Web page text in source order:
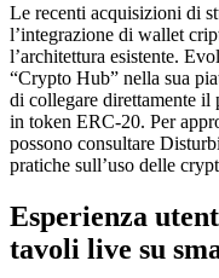
Le recenti acquisizioni di
l’integrazione di wallet
l’architettura esistente.
“Crypto Hub” nella sua
di collegare direttamente
in token ERC‑20. Per
possono consultare
pratiche sull’uso delle
Esperienza
tavoli live su